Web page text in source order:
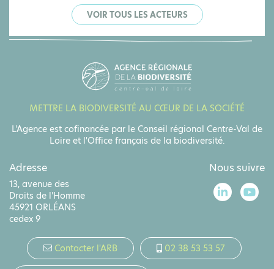
VOIR TOUS LES ACTEURS
Adresse
13, avenue des
Droits de l'Homme
45921 ORLÉANS
cedex 9
Nous suivre
METTRE LA BIODIVERSITÉ AU CŒUR DE LA SOCIÉTÉ
L'Agence est cofinancée par le Conseil régional Centre-Val de
Loire et l'Office français de la biodiversité.
Contacter l'ARB 02 38 53 53 57